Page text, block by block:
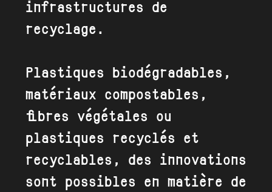
infrastructures de
recyclage.
Plastiques biodégradables,
matériaux compostables,
fibres végétales ou
plastiques recyclés et
recyclables, des innovations
sont possibles en matière de